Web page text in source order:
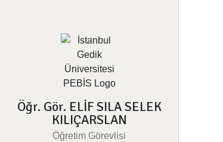
Öğr. Gör. ELİF SILA SELEK
KILIÇARSLAN
Öğretim Görevlisi